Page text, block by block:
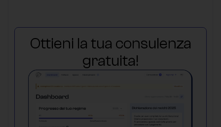
Ottieni la tua consulenza
gratuita!